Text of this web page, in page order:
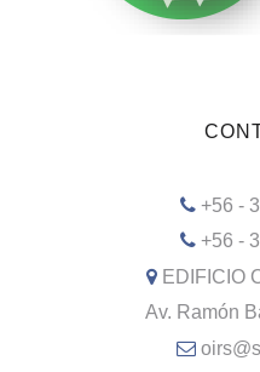
+56 -
+56 -
EDIFICIO
Av. Ramón